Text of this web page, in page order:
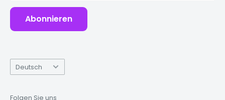
Abonnieren
Sprache
Deutsch
Folgen Sie uns